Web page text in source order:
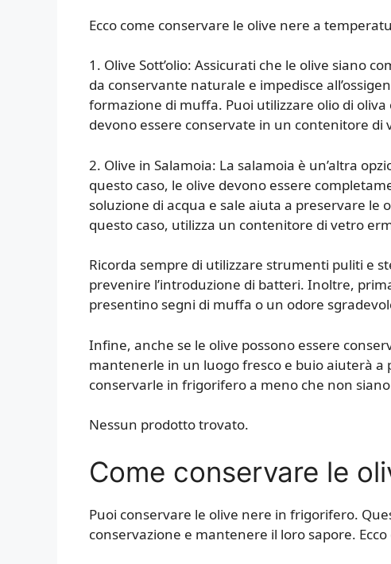
Ecco come conservare le olive nere a
1. Olive Sott’olio: Assicurati che le olive siano
da conservante naturale e impedisce
formazione di muffa. Puoi utilizzare olio di
devono essere conservate in un contenitore di
2. Olive in Salamoia: La salamoia è un’altra
questo caso, le olive devono essere
soluzione di acqua e sale aiuta a preservare le
questo caso, utilizza un contenitore di vetro
Ricorda sempre di utilizzare strumenti puliti e
prevenire l’introduzione di batteri. Inoltre,
presentino segni di muffa o un odore
Infine, anche se le olive possono essere
mantenerle in un luogo fresco e buio aiuterà
conservarle in frigorifero a meno che non
Nessun prodotto trovato.
Come conservare le
Puoi conservare le olive nere in frigorifero.
conservazione e mantenere il loro sapore.